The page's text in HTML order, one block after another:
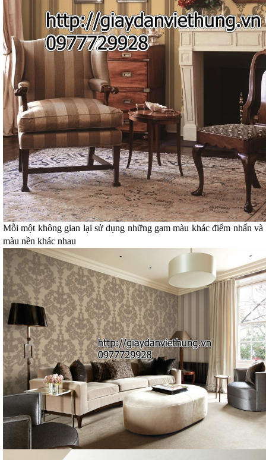
Mỗi một không gian lại sử dụng những gam màu khác điểm nhấn và
màu nền khác nhau